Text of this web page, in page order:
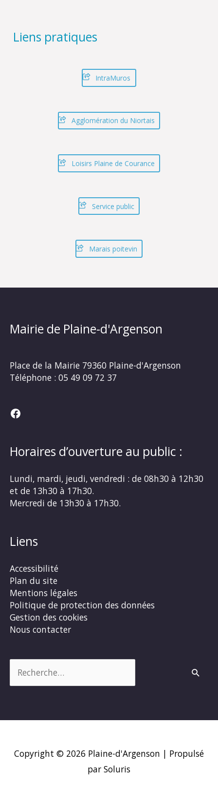
Liens pratiques
IntraMuros
Agglomération du Niortais
Loisirs Plaine de Courance
Service public
Marais poitevin
Mairie de Plaine-d'Argenson
Place de la Mairie 79360 Plaine-d'Argenson
Téléphone : 05 49 09 72 37
Facebook
Horaires d’ouverture au public :
Lundi, mardi, jeudi, vendredi : de 08h30 à 12h30
et de 13h30 à 17h30.
Mercredi de 13h30 à 17h30.
Liens
Accessibilité
Plan du site
Mentions légales
Politique de protection des données
Gestion des cookies
Nous contacter
Copyright © 2026 Plaine-d'Argenson | Propulsé
par Soluris